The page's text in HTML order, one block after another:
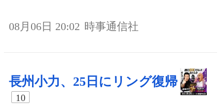
08月06日 20:02 時事通信社
長州小力、25日にリング復帰
10